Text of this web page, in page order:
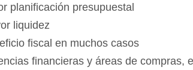
planificación presupuestal
liquidez
fiscal en muchos casos
financieras y áreas de compras,